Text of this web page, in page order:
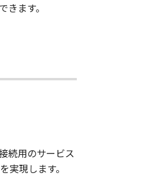
ます。
続用のサービス
現します。